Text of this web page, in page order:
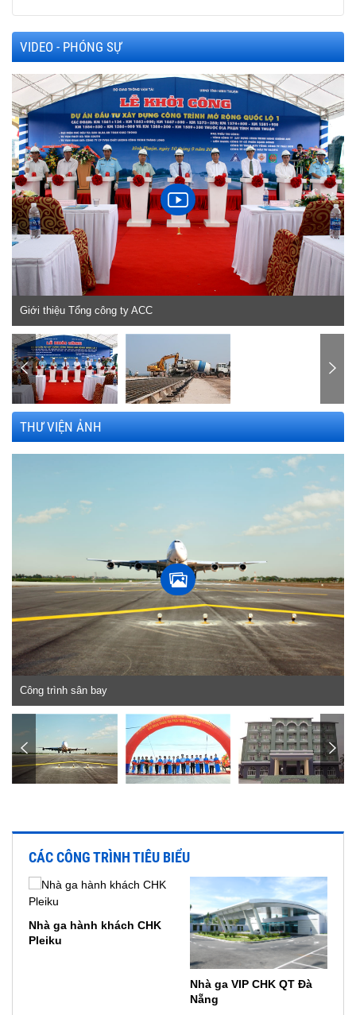
VIDEO - PHÓNG SỰ
Giới thiệu Tổng công ty ACC
THƯ VIỆN ẢNH
Công trình sân bay
CÁC CÔNG TRÌNH TIÊU BIỂU
Nhà ga hành khách CHK
Pleiku
Nhà ga VIP CHK QT Đà
Nẵng